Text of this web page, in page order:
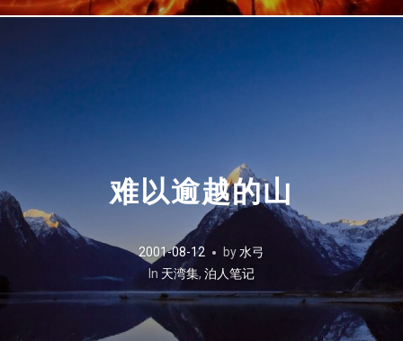
难以逾越的山
2001-08-12 by水弓
In 天湾集, 泊人笔记